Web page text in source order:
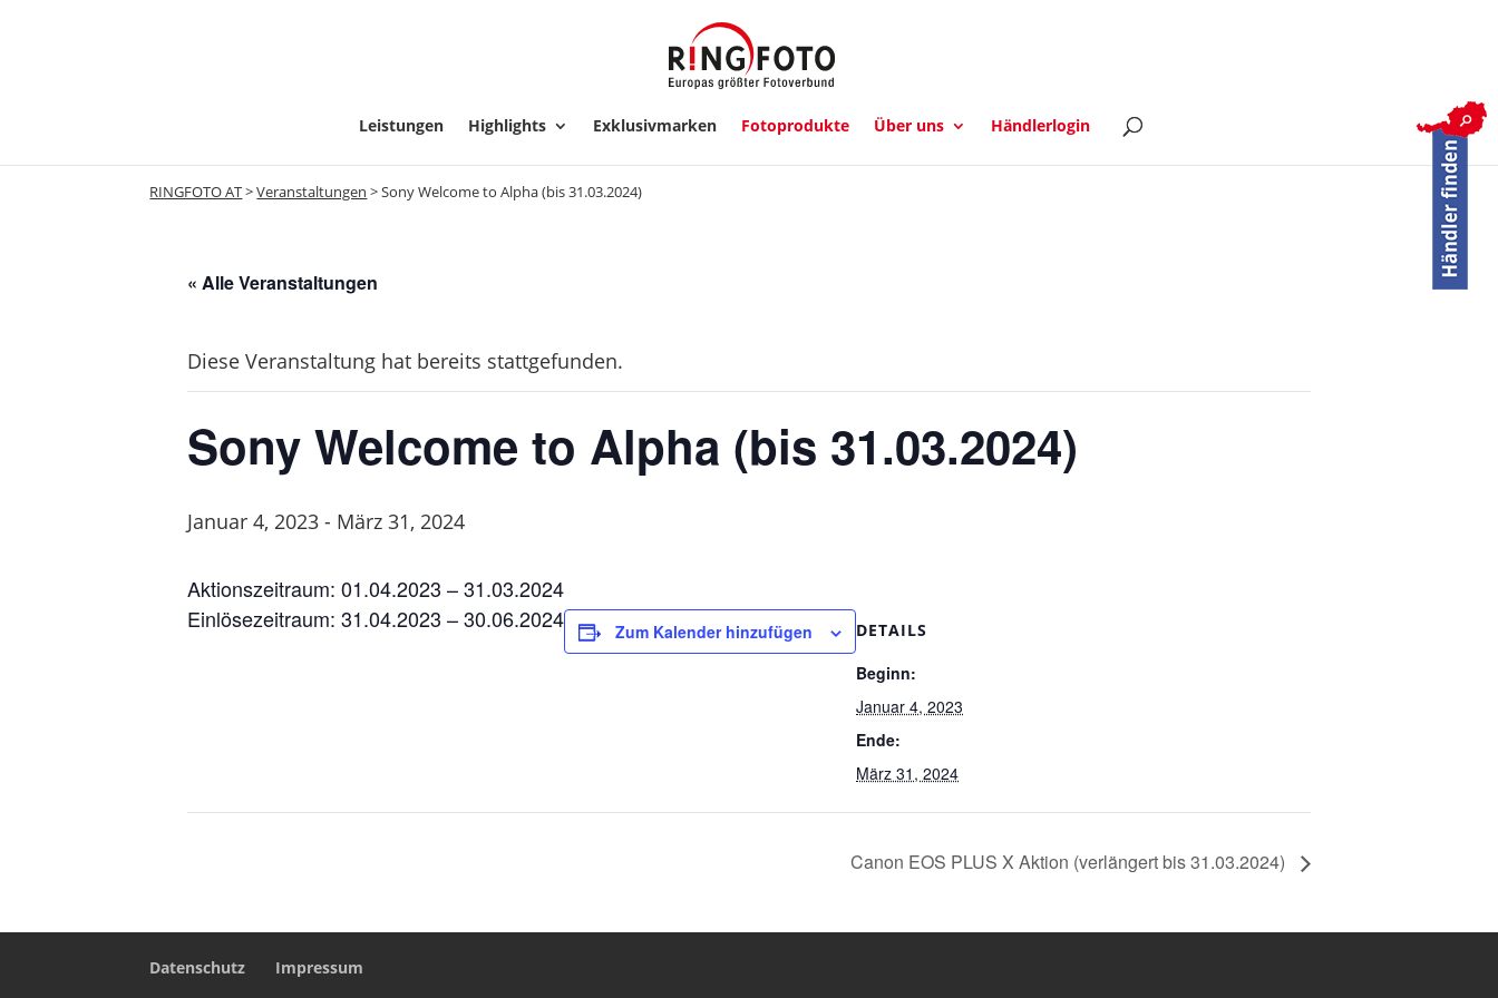
Leistungen Highlights Exklusivmarken Fotoprodukte Über uns Händlerlogin
RINGFOTO AT>Veranstaltungen >Sony Welcome to Alpha (bis 31.03.2024)
« Alle Veranstaltungen
Diese Veranstaltung hat bereits stattgefunden.
Sony Welcome to Alpha (bis 31.03.2024)
Januar 4, 2023 - März 31, 2024
Aktionszeitraum: 01.04.2023 – 31.03.2024
Einlösezeitraum: 31.04.2023 – 30.06.2024
Zum Kalender hinzufügen DETAILS
Beginn:
Januar 4, 2023
Ende:
März 31, 2024
Canon EOS PLUS X Aktion (verlängert bis 31.03.2024)
Datenschutz Impressum